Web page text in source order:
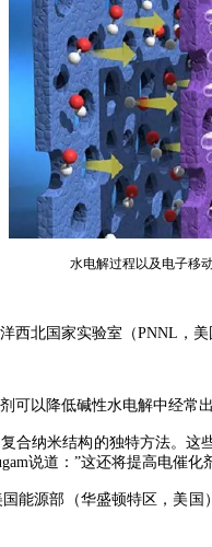
水电解过程以及电子移
北国家实验室（PNNL，
以降低碱性水电解中经常
纳米结构的独特方法。这
说道：”这还将提高电催化
能源部（华盛顿特区，美